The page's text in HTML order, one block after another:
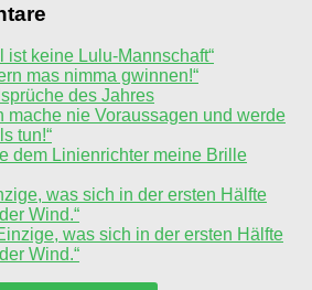
ist keine Lulu-Mannschaft“
mas nimma gwinnen!“
des Jahres
mache nie Voraussagen und werde
tun!“
dem Linienrichter meine Brille
was sich in der ersten Hälfte
Wind.“
was sich in der ersten Hälfte
Wind.“